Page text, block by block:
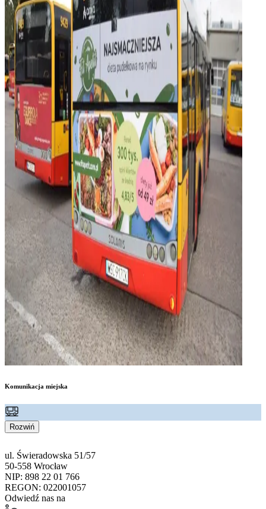
Komunikacja miejska
Rozwiń
ul. Świeradowska 51/57
50-558 Wrocław
NIP: 898 22 01 766
REGON: 022001057
Odwiedź nas na